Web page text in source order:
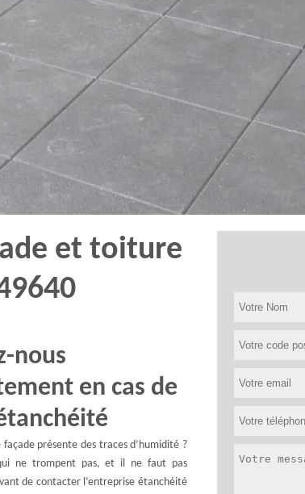
et toiture
nous
en cas de
présente des traces d’humidité ?
ne trompent pas, et il ne faut pas
de contacter l’entreprise étanchéité